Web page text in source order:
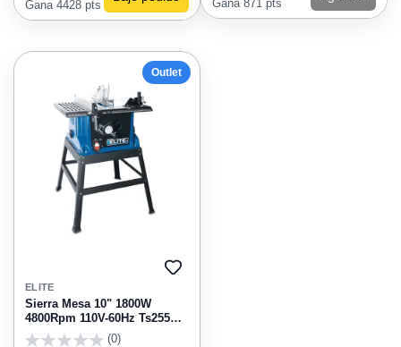
Gana 4428 pts Gana 871 pts
Outlet
AGREGAR
ELITE
Sierra Mesa 10" 1800W
4800Rpm 110V-60Hz Ts255
Elite
(0)